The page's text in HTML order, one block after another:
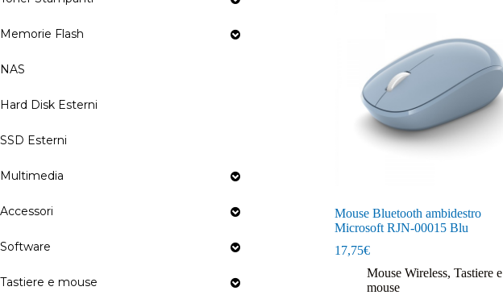
Mouse Bluetooth ambidestro
Microsoft RJN-00015 Blu
17,75€
Mouse Wireless, Tastiere e
mouse
Memorie Flash
NAS
Hard Disk Esterni
SSD Esterni
Multimedia
Accessori
Software
Tastiere e mouse